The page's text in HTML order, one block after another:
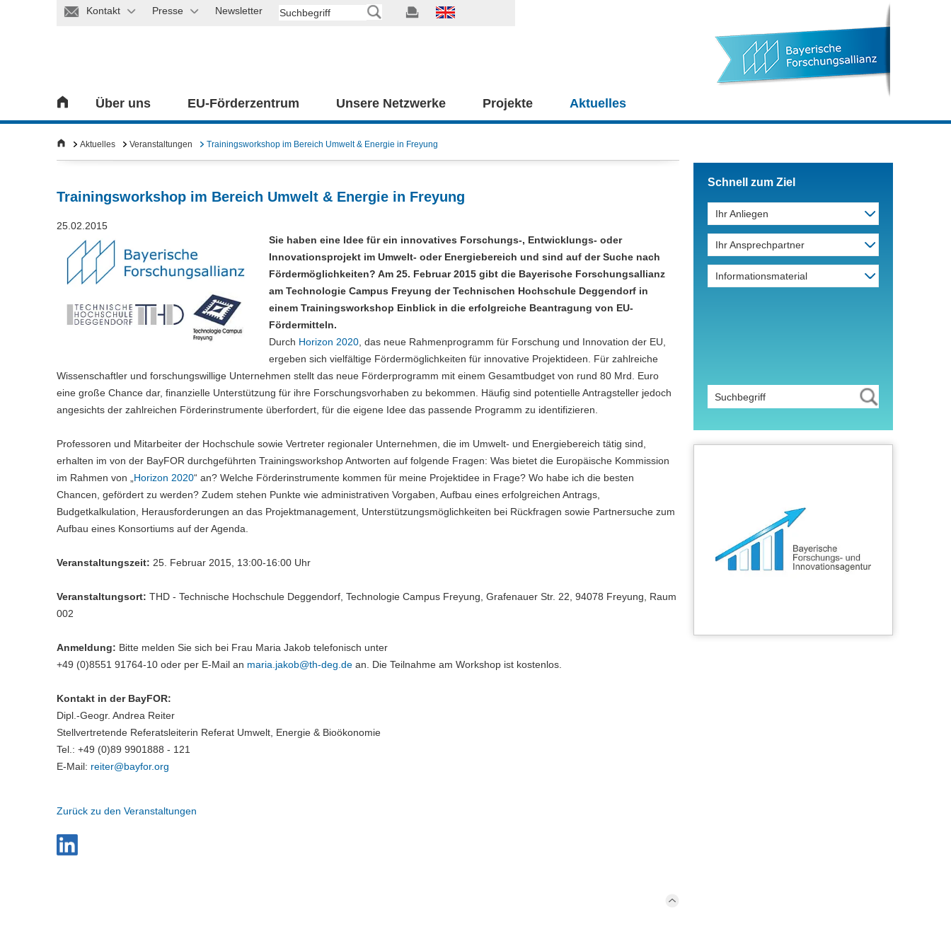
Kontakt Presse Newsletter
Über uns EU-Förderzentrum Unsere Netzwerke Projekte Aktuelles
Aktuelles Veranstaltungen Trainingsworkshop im Bereich Umwelt & Energie in Freyung
Trainingsworkshop im Bereich Umwelt & Energie in Freyung
25.02.2015
Sie haben eine Idee für ein innovatives Forschungs-, Entwicklungs- oder
Innovationsprojekt im Umwelt- oder Energiebereich und sind auf der Suche nach
Fördermöglichkeiten? Am 25. Februar 2015 gibt die Bayerische Forschungsallianz
am Technologie Campus Freyung der Technischen Hochschule Deggendorf in
einem Trainingsworkshop Einblick in die erfolgreiche Beantragung von EU-
Fördermitteln.
Durch Horizon 2020 , das neue Rahmenprogramm für Forschung und Innovation der EU,
ergeben sich vielfältige Fördermöglichkeiten für innovative Projektideen. Für zahlreiche
Wissenschaftler und forschungswillige Unternehmen stellt das neue Förderprogramm mit einem Gesamtbudget von rund 80 Mrd. Euro
eine große Chance dar, finanzielle Unterstützung für ihre Forschungsvorhaben zu bekommen. Häufig sind potentielle Antragsteller jedoch
angesichts der zahlreichen Förderinstrumente überfordert, für die eigene Idee das passende Programm zu identifizieren.
Professoren und Mitarbeiter der Hochschule sowie Vertreter regionaler Unternehmen, die im Umwelt- und Energiebereich tätig sind,
erhalten im von der BayFOR durchgeführten Trainingsworkshop Antworten auf folgende Fragen: Was bietet die Europäische Kommission
im Rahmen von „ Horizon 2020“ an? Welche Förderinstrumente kommen für meine Projektidee in Frage? Wo habe ich die besten
Chancen, gefördert zu werden? Zudem stehen Punkte wie administrativen Vorgaben, Aufbau eines erfolgreichen Antrags,
Budgetkalkulation, Herausforderungen an das Projektmanagement, Unterstützungsmöglichkeiten bei Rückfragen sowie Partnersuche zum
Aufbau eines Konsortiums auf der Agenda.
Veranstaltungszeit: 25. Februar 2015, 13:00-16:00 Uhr
Veranstaltungsort: THD - Technische Hochschule Deggendorf, Technologie Campus Freyung, Grafenauer Str. 22, 94078 Freyung, Raum
002
Anmeldung: Bitte melden Sie sich bei Frau Maria Jakob telefonisch unter
+49 (0)8551 91764-10 oder per E-Mail an maria.jakob@th-deg.de an. Die Teilnahme am Workshop ist kostenlos.
Kontakt in der BayFOR:
Dipl.-Geogr. Andrea Reiter
Stellvertretende Referatsleiterin Referat Umwelt, Energie & Bioökonomie
Tel.: +49 (0)89 9901888 - 121
E-Mail: reiter@bayfor.org
Zurück zu den Veranstaltungen
Schnell zum Ziel
Ihr Anliegen
Ihr Ansprechpartner
Informationsmaterial